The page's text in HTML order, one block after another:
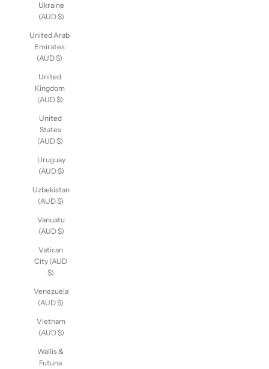
Ukraine
(AUD $)
United Arab
Emirates
(AUD $)
United
Kingdom
(AUD $)
United
States
(AUD $)
Uruguay
(AUD $)
Uzbekistan
(AUD $)
Vanuatu
(AUD $)
Vatican
City (AUD
$)
Venezuela
(AUD $)
Vietnam
(AUD $)
Wallis &
Futuna